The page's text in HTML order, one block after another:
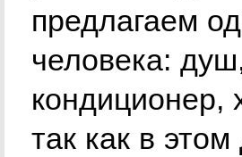
предлагаем
человека:
кондиционер,
так как в